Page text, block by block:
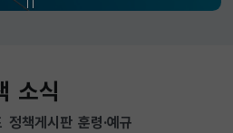
소식
정책게시판 훈령·예규